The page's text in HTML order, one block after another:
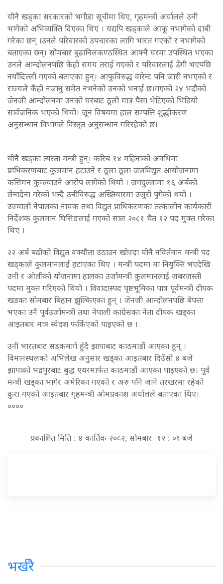
यीनै खड्का सरकारको भगौडा सूचीमा थिए, गृहमन्त्री अर्यालले उनी
भागेको अभिव्यक्ति दिएका थिए । यद्यपि खड्काले आफू नभागेको दाबी
गरेका छन् ।उनले परिवारको उपचारका लागि भारत गएको र नभागेको
बताएका छन्। सोमबार बुढानिलकण्ठस्थित आफ्नै घरमा उपस्थित भएका
उनले आन्दोलनपछि केही समय तराई गएको र परिवारलाई डेंगी भएपछि
नयाँदिल्ली गएको बताएका हुन्। आफुविरुद्ध वारेन्ट पनि जारी नभएको र
राज्यले कँही नजानु समेत नभनेको उनको भनाई छ।गएको २४ भदौको
जेनजी आन्दोलनमा उनको घरबाट ठूलो मात्र पैसा भेटिएको भिडियो
सार्वजनिक भएको थियो। जून विषयमा हाल सम्पत्ति शुद्धीकरण
अनुसन्धान विभागले विस्तृत अनुसन्धान गरिरहेको छ।
यीनै खड्का त्यस्ता मन्त्री हुन्। करिब १४ महिनाको अवधिमा
प्राधिकरणबाट कुलमान हटाउने र ठूला ठूला जलविद्युत आयोजनामा
कसिमन कुम्ल्याउने आरोप लागेको थियो । जगदुल्लामा १६ अर्बको
लेनादेना गरेको भन्दै उनीविरुद्ध अख्तियारमा उजुरी पुगेको थयो ।
उज्यालो नेपालका नायक तथा विद्युत प्राधिकरणका तत्कालीन कार्यकारी
निर्देशक कुलमान घिसिङलाई गएको साल २०८१ चैत १२ पद मुक्त गरेका
थिए ।
२२ अर्ब बढीको विद्युत वक्यौता उठाउन खोज्दा यीनै नविर्तमान मन्त्री पद
खड्काले कुलमानलाई हटाएका थिए । मन्त्री पदमा मा नियुक्ति भएदेखि
उनी र ओलीको योजनामा हालका उर्जामन्त्री कुलमानलाई जबरजस्ती
पदमा मुक्त गरिएको थियो । विवादास्पद पृष्ठभूमिका पात्र पूर्वमन्त्री दीपक
खडका सोमबार बिहान झुल्किएका हुन् । जेनजी आन्दोलनपछि बेपत्ता
भएका उनै पूर्वउर्जामन्त्री तथा नेपाली कांग्रेसका नेता दीपक खड्का
आइतबार मात्र स्वेदश फर्किएको पाइएको छ ।
उनी भारतबाट सडकमार्ग हुँदै झापाबाट काठमाडौं आएका हुन् ।
विमानस्थलको अभिलेख अनुसार खड्का आइतबार दिउँसो ४ बजे
झापाको भद्रपुरबाट बुद्ध एयरमार्फत काठमाडौं आएका पाइएको छ। पूर्व
मन्त्री खड्का भागेर अमेरिका गएको र अरु पनि जाने तरखरमा रहेको
कुरा गएको आइतबार गृहमन्त्री ओमप्रकाश अर्यालले बताएका थिए।
००००
प्रकाशित मिति : ४ कार्तिक २०८२, सोमबार १२ : ०९ बजे
भर्खरै